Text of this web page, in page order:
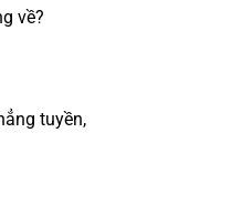
về?
tuyền,